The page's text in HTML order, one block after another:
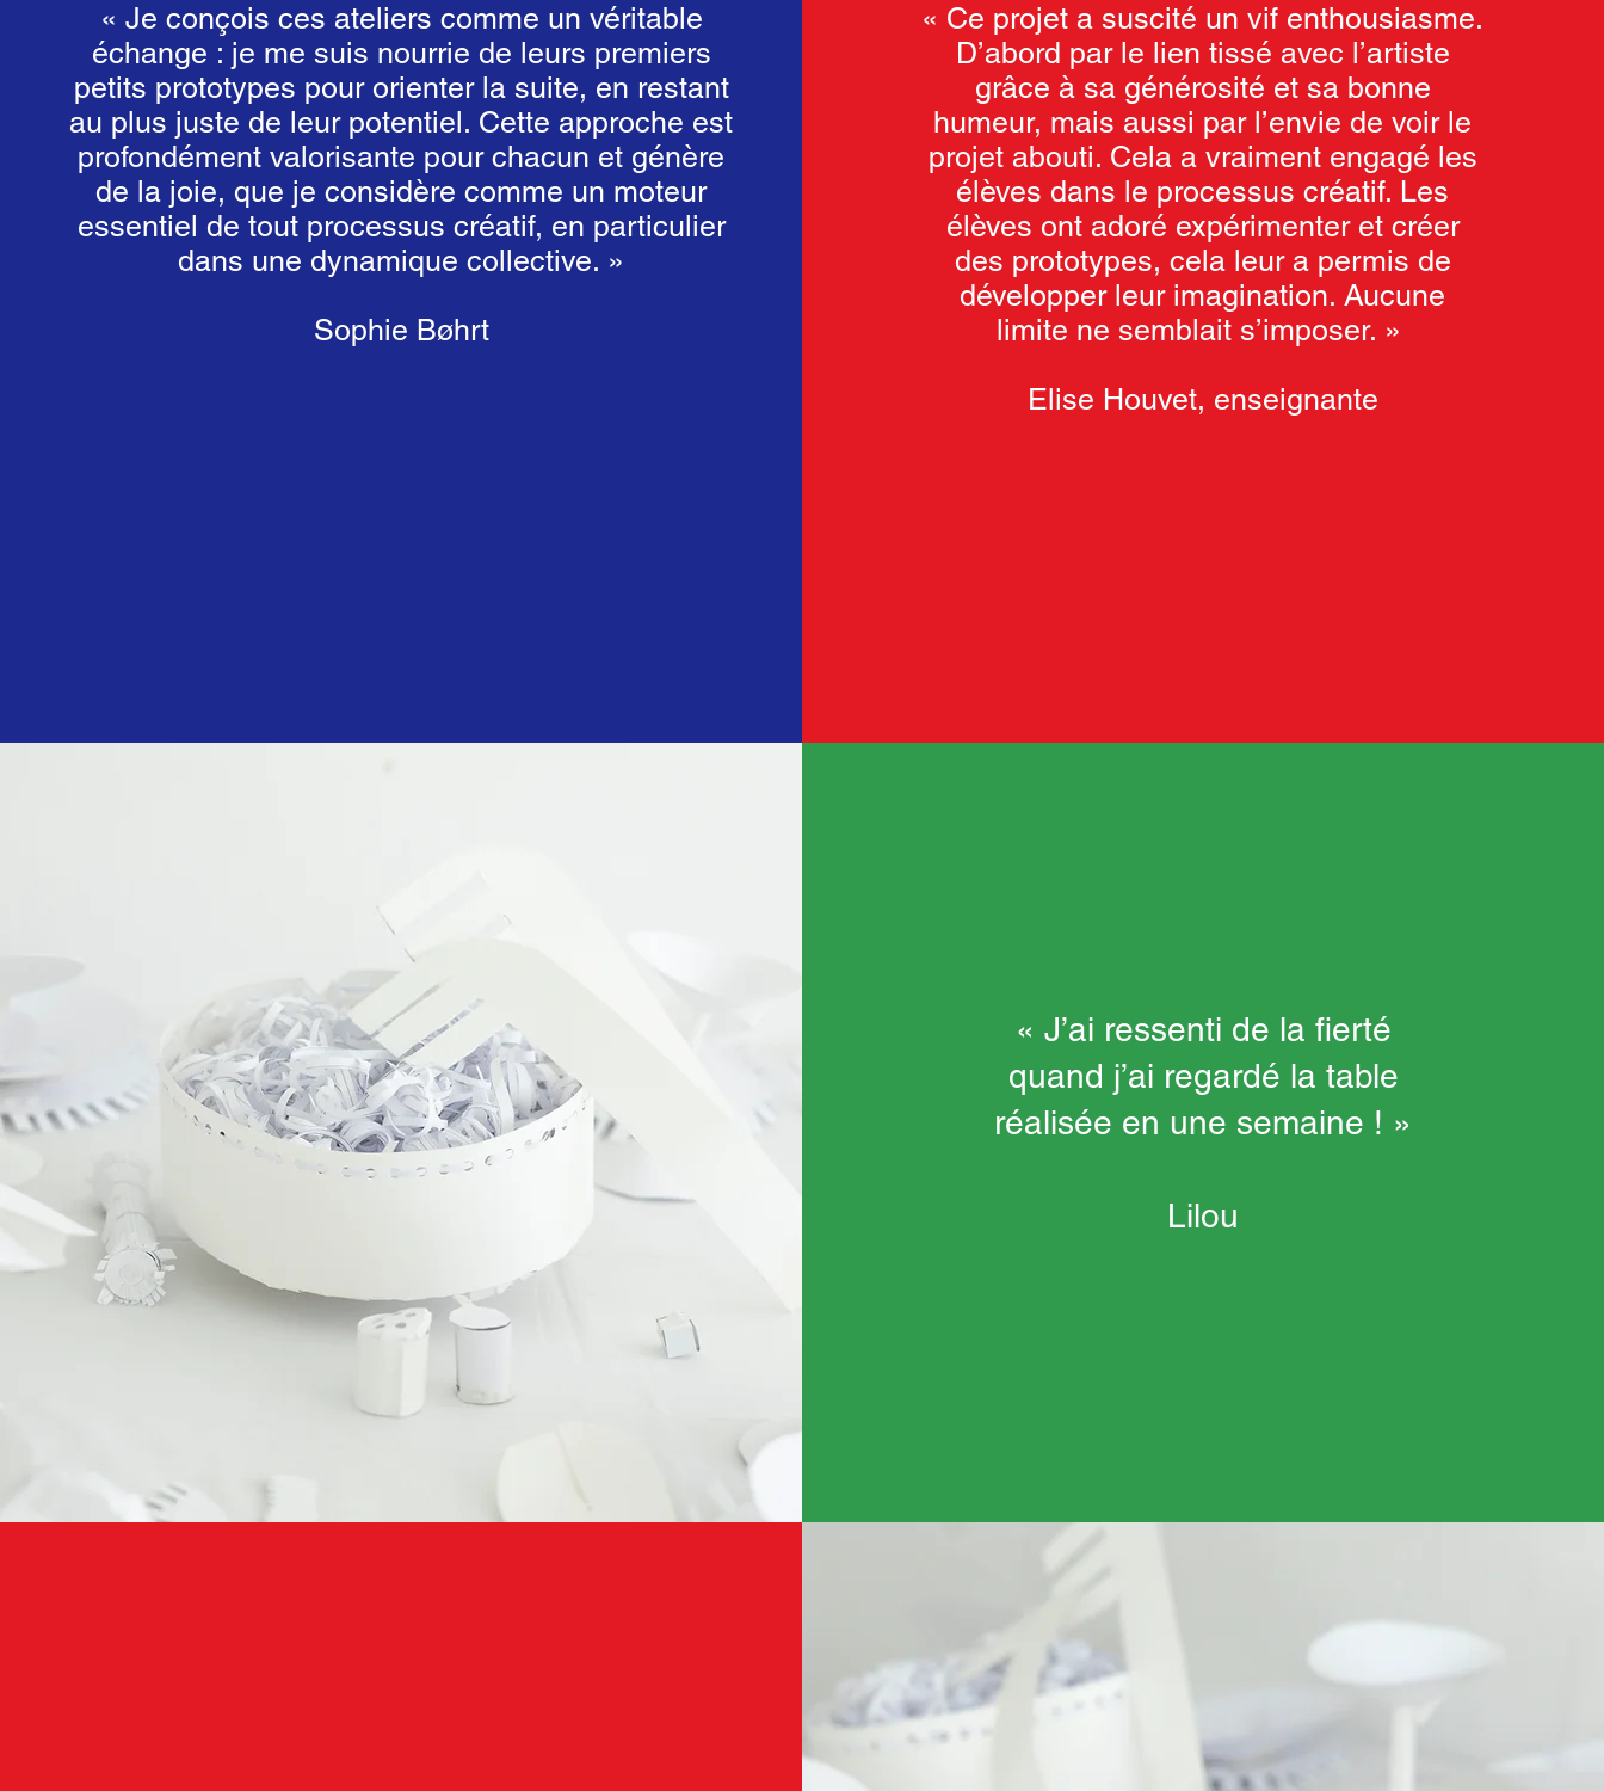
« Je conçois ces ateliers comme un véritable
échange : je me suis nourrie de leurs premiers
petits prototypes pour orienter la suite, en restant
au plus juste de leur potentiel. Cette approche est
profondément valorisante pour chacun et génère
de la joie, que je considère comme un moteur
essentiel de tout processus créatif, en particulier
dans une dynamique collective. »
Sophie Bøhrt
« Ce projet a suscité un vif enthousiasme.
D’abord par le lien tissé avec l’artiste
grâce à sa générosité et sa bonne
humeur, mais aussi par l’envie de voir le
projet abouti. Cela a vraiment engagé les
élèves dans le processus créatif. Les
élèves ont adoré expérimenter et créer
des prototypes, cela leur a permis de
développer leur imagination. Aucune
limite ne semblait s’imposer. »
Elise Houvet, enseignante
« J’ai ressenti de la fierté
quand j’ai regardé la table
réalisée en une semaine ! »
Lilou